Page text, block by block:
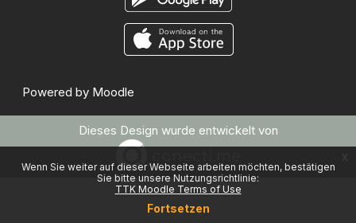
Wenn Sie weiter auf dieser Webseite arbeiten möchten, bestätigen
Sie bitte unsere Nutzungsrichtlinie:
TTK Moodle Terms of Use
Fortsetzen
x
Powered by Moodle
Dieses Design wurde entwickelt von